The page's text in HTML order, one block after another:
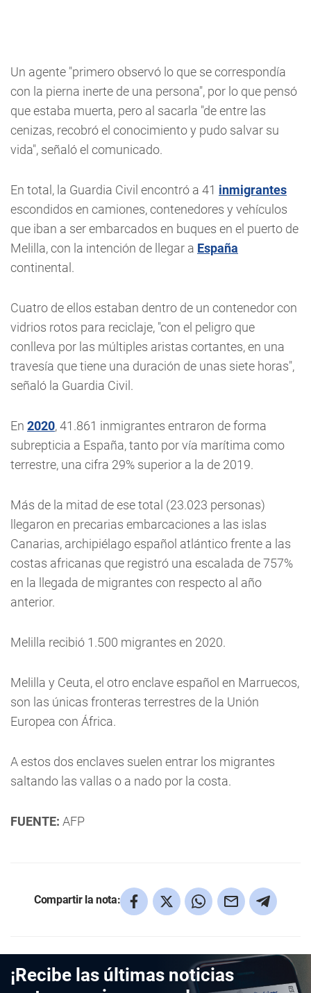
Un agente "primero observó lo que se correspondía
con la pierna inerte de una persona", por lo que pensó
que estaba muerta, pero al sacarla "de entre las
cenizas, recobró el conocimiento y pudo salvar su
vida", señaló el comunicado.
En total, la Guardia Civil encontró a 41 inmigrantes
escondidos en camiones, contenedores y vehículos
que iban a ser embarcados en buques en el puerto de
Melilla, con la intención de llegar a España
continental.
Cuatro de ellos estaban dentro de un contenedor con
vidrios rotos para reciclaje, "con el peligro que
conlleva por las múltiples aristas cortantes, en una
travesía que tiene una duración de unas siete horas",
señaló la Guardia Civil.
En 2020, 41.861 inmigrantes entraron de forma
subrepticia a España, tanto por vía marítima como
terrestre, una cifra 29% superior a la de 2019.
Más de la mitad de ese total (23.023 personas)
llegaron en precarias embarcaciones a las islas
Canarias, archipiélago español atlántico frente a las
costas africanas que registró una escalada de 757%
en la llegada de migrantes con respecto al año
anterior.
Melilla recibió 1.500 migrantes en 2020.
Melilla y Ceuta, el otro enclave español en Marruecos,
son las únicas fronteras terrestres de la Unión
Europea con África.
A estos dos enclaves suelen entrar los migrantes
saltando las vallas o a nado por la costa.
FUENTE: AFP
Compartir la nota:
¡Recibe las últimas noticias